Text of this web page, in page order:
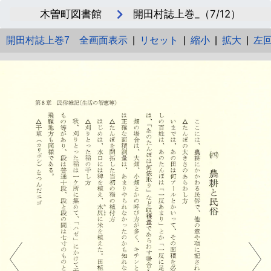
木曽町図書館 開田村誌上巻_（7/12）